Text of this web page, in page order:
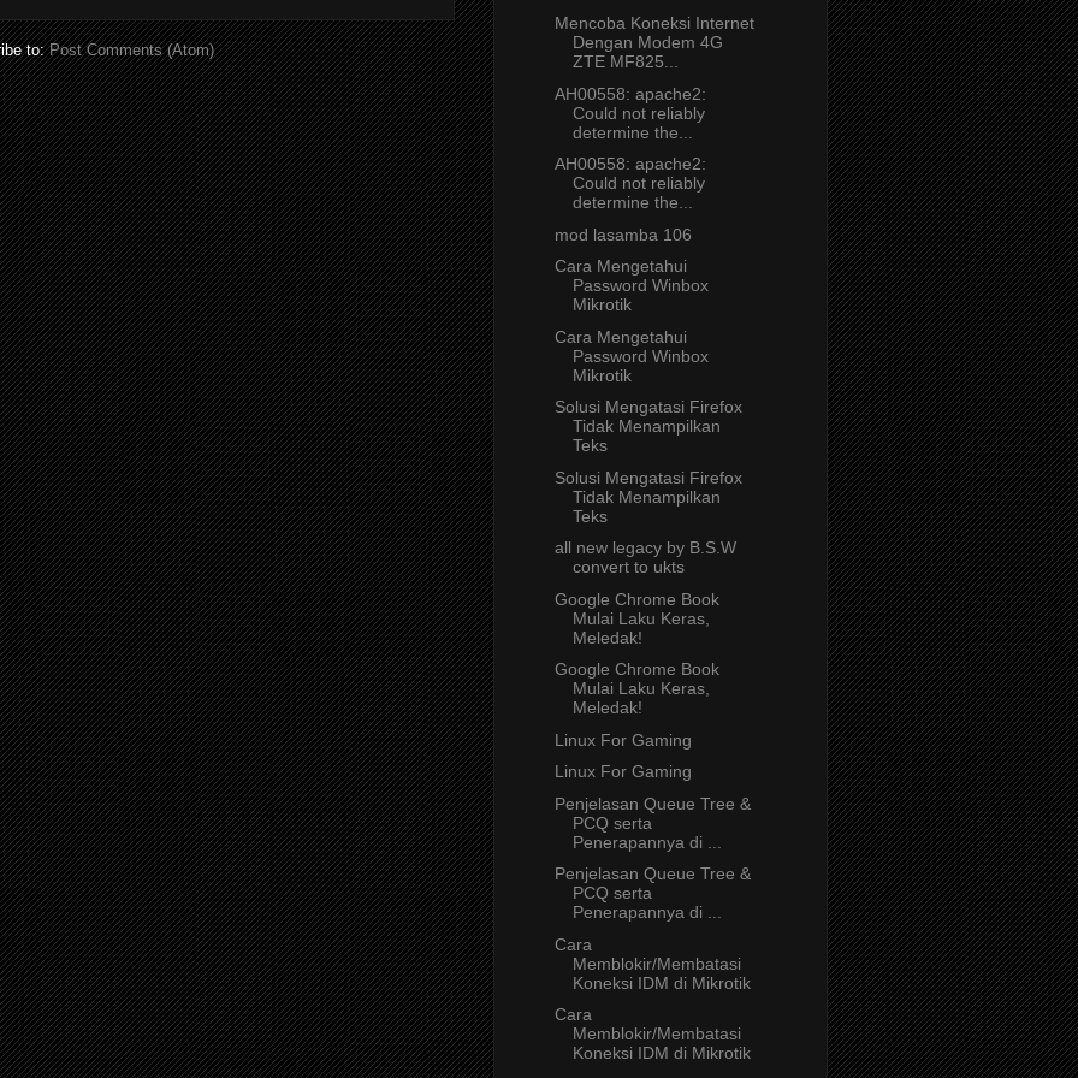
to:Post Comments (Atom)
Mencoba Koneksi Internet
Dengan Modem 4G
ZTE MF825...
AH00558: apache2:
Could not reliably
determine the...
AH00558: apache2:
Could not reliably
determine the...
mod lasamba 106
Cara Mengetahui
Password Winbox
Mikrotik
Cara Mengetahui
Password Winbox
Mikrotik
Solusi Mengatasi Firefox
Tidak Menampilkan
Teks
Solusi Mengatasi Firefox
Tidak Menampilkan
Teks
all new legacy by B.S.W
convert to ukts
Google Chrome Book
Mulai Laku Keras,
Meledak!
Google Chrome Book
Mulai Laku Keras,
Meledak!
Linux For Gaming
Linux For Gaming
Penjelasan Queue Tree &
PCQ serta
Penerapannya di ...
Penjelasan Queue Tree &
PCQ serta
Penerapannya di ...
Cara
Memblokir/Membatasi
Koneksi IDM di Mikrotik
Cara
Memblokir/Membatasi
Koneksi IDM di Mikrotik